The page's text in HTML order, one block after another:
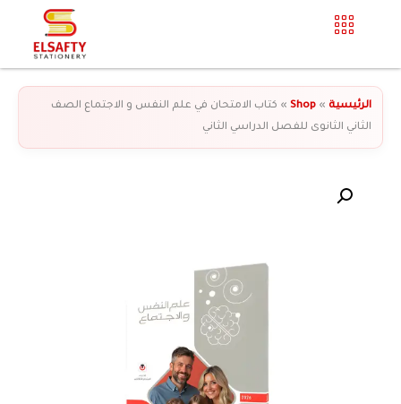
الرئيسية »
Shop
» كتاب الامتحان في علم النفس و الاجتماع الصف
الثاني الثانوى للفصل الدراسي الثاني